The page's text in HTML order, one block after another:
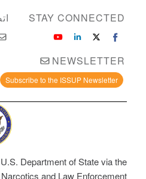
STAY CONNECTED
NEWSLETTER
Subscribe to the ISSUP Newsletter
Department of State via the
and Law Enforcement